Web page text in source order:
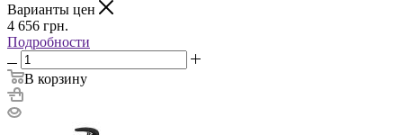
Варианты цен
4 656 грн.
Подробности
В корзину